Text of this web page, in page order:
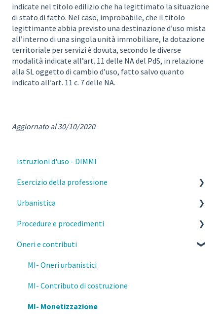
indicate nel titolo edilizio che ha legittimato la situazione
di stato di fatto. Nel caso, improbabile, che il titolo
legittimante abbia previsto una destinazione d’uso mista
all’interno di una singola unità immobiliare, la dotazione
territoriale per servizi è dovuta, secondo le diverse
modalità indicate all’art. 11 delle NA del PdS, in relazione
alla SL oggetto di cambio d’uso, fatto salvo quanto
indicato all’art. 11 c. 7 delle NA.
Aggiornato al 30/10/2020
Istruzioni d'uso - DIMMI
Esercizio della professione
Parcelle, contratti e diritto civile
Deontologia
Responsabilità del professionista
Privacy e GDPR
Fisco
Prevenzione e Sicurezza Antincendio
Urbanistica
PGT Milano- Norme morfologiche
PGT Milano- Piano delle regole
PGT Milano- Piano dei servizi
Piano di governo del territorio
Attestazione della consistenza Edilizia
Procedure e procedimenti
Titoli abilitativi ed edilizi
MI- Pareri Preliminari
Qualifiche degli interventi
Varianti SCIA/CILA/PdC
Oneri e contributi
MI- Oneri urbanistici
MI- Contributo di costruzione
MI- Monetizzazione